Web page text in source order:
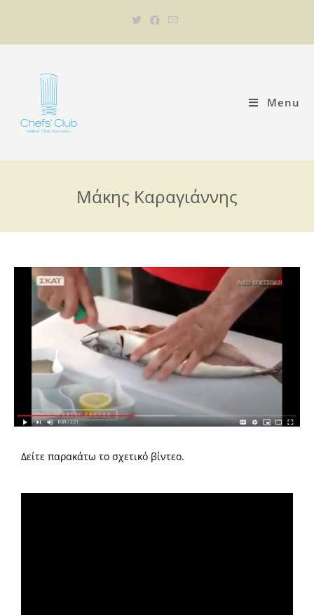
Menu
Μάκης Καραγιάννης
Δείτε παρακάτω το σχετικό βίντεο.